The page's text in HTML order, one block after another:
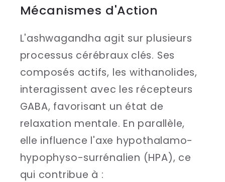
Mécanismes d'Action
L'ashwagandha agit sur plusieurs
processus cérébraux clés. Ses
composés actifs, les withanolides,
interagissent avec les récepteurs
GABA, favorisant un état de
relaxation mentale. En parallèle,
elle influence l'axe hypothalamo-
hypophyso-surrénalien (HPA), ce
qui contribue à :